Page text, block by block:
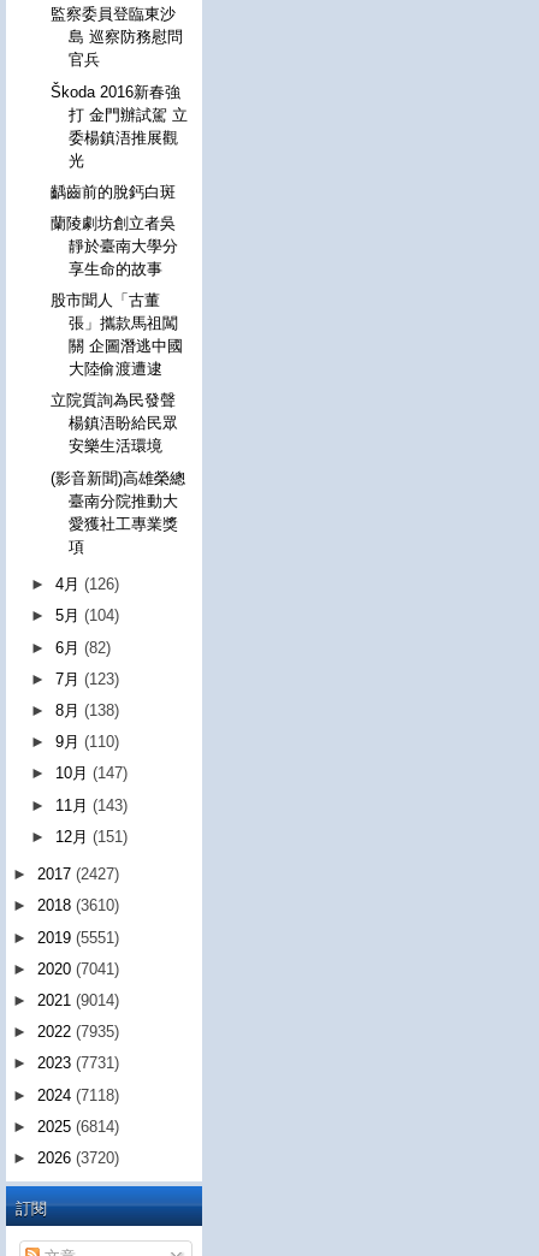
監察委員登臨東沙
島 巡察防務慰問
官兵
Škoda 2016新春強
打 金門辦試駕 立
委楊鎮浯推展觀
光
齲齒前的脫鈣白斑
蘭陵劇坊創立者吳
靜於臺南大學分
享生命的故事
股市聞人「古董
張」攜款馬祖闖
關 企圖潛逃中國
大陸偷渡遭逮
立院質詢為民發聲
楊鎮浯盼給民眾
安樂生活環境
(影音新聞)高雄榮總
臺南分院推動大
愛獲社工專業獎
項
►4月(126)
►5月(104)
►6月(82)
►7月(123)
►8月(138)
►9月(110)
► 10月(147)
► 11月(143)
► 12月(151)
► 2017 (2427)
► 2018 (3610)
► 2019 (5551)
► 2020 (7041)
► 2021 (9014)
► 2022 (7935)
► 2023 (7731)
► 2024 (7118)
► 2025 (6814)
► 2026 (3720)
訂閱